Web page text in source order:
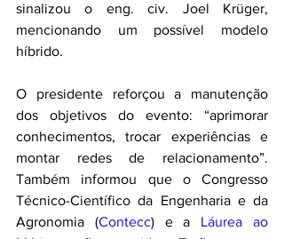
sinalizou o eng. civ. Joel Krüger,
mencionando um possível modelo
híbrido.
O presidente reforçou a manutenção
dos objetivos do evento: “aprimorar
conhecimentos, trocar experiências e
montar redes de relacionamento”.
Também informou que o Congresso
Técnico-Científico da Engenharia e da
Agronomia (Contecc) e a Láurea ao